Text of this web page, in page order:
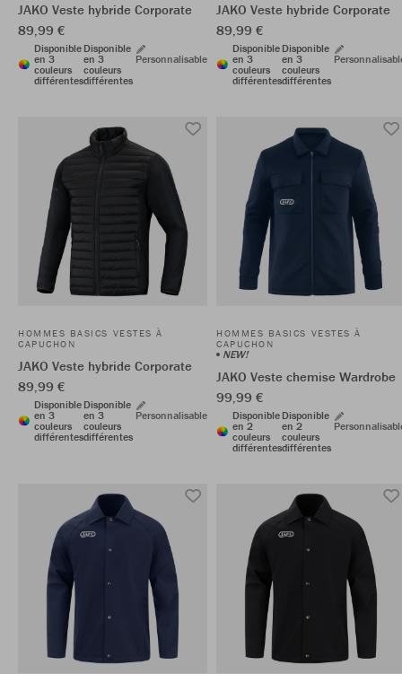
JAKO Veste hybride Corporate
89,99 €
Disponible
en 3
couleurs
différentes
Disponible
en 3
couleurs
différentes
Personnalisable
JAKO Veste hybride Corporate
89,99 €
Disponible
en 3
couleurs
différentes
Disponible
en 3
couleurs
différentes
HOMMES BASICS VESTES À
CAPUCHON
JAKO Veste hybride Corporate
89,99 €
Disponible
en 3
couleurs
différentes
Disponible
en 3
couleurs
différentes
Personnalisable
HOMMES BASICS VESTES À
CAPUCHON
NEW!
JAKO Veste chemise Wardrobe
99,99 €
Disponible
en 2
couleurs
différentes
Disponible
en 2
couleurs
différentes